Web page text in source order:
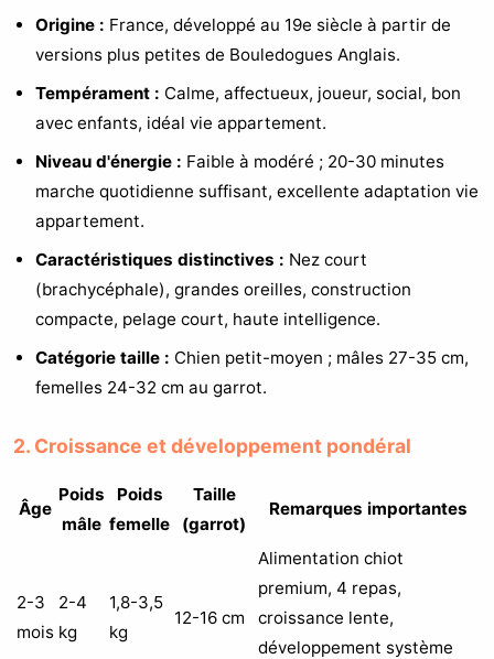
Origine : France, développé au 19e siècle à partir de
versions plus petites de Bouledogues Anglais.
Tempérament : Calme, affectueux, joueur, social, bon
avec enfants, idéal vie appartement.
Niveau d'énergie : Faible à modéré ; 20-30 minutes
marche quotidienne suffisant, excellente adaptation vie
appartement.
Caractéristiques distinctives : Nez court
(brachycéphale), grandes oreilles, construction
compacte, pelage court, haute intelligence.
Catégorie taille : Chien petit-moyen ; mâles 27-35 cm,
femelles 24-32 cm au garrot.
2. Croissance et développement pondéral
Âge
Poids
mâle
Poids
femelle
Taille
(garrot)
Remarques importantes
2-3
mois
2-4
kg
1,8-3,5
kg
12-16 cm
Alimentation chiot
premium, 4 repas,
croissance lente,
développement système